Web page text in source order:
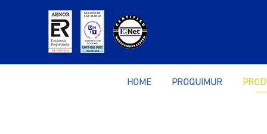
HOME PROQUIMUR